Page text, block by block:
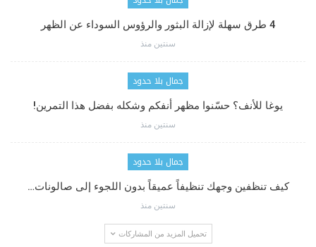
4 طرق سهلة لإزالة البثور والرؤوس السوداء عن الظهر
سنتين منذ
جمال بلا حدود
يوغا للأنف؟ حسّنوا مظهر أنفكم وشكله بفضل هذا التمرين!
سنتين منذ
جمال بلا حدود
كيف تنظفين وجهك تنظيفاً عميقاً بدون اللجوء إلى صالونات…
سنتين منذ
تحميل المزيد من المشاركات